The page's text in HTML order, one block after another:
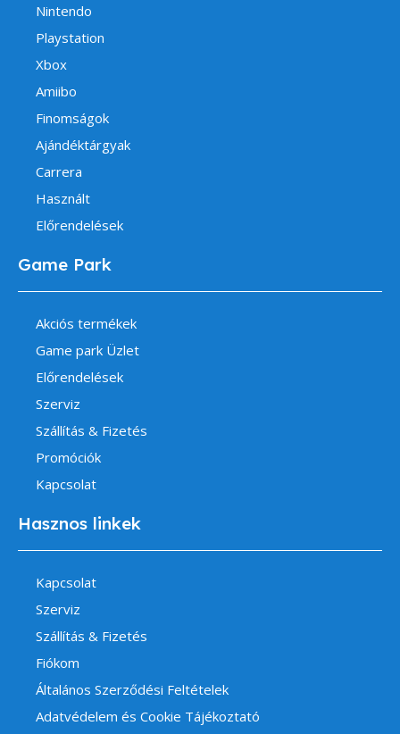
Nintendo
Playstation
Xbox
Amiibo
Finomságok
Ajándéktárgyak
Carrera
Használt
Előrendelések
Game Park
Akciós termékek
Game park Üzlet
Előrendelések
Szerviz
Szállítás & Fizetés
Promóciók
Kapcsolat
Hasznos linkek
Kapcsolat
Szerviz
Szállítás & Fizetés
Fiókom
Általános Szerződési Feltételek
Adatvédelem és Cookie Tájékoztató